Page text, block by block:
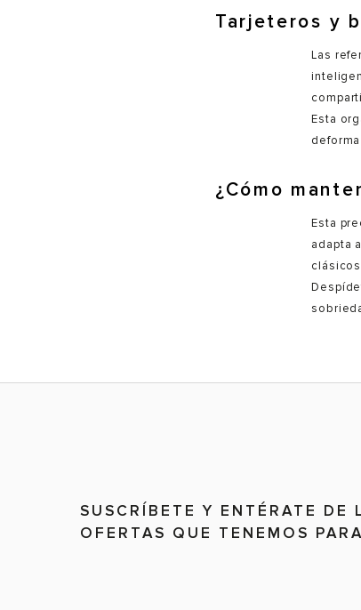
Tarjeteros y
Las
Esta
¿Cómo
Esta
adapta
SUSCRÍBETE Y ENTÉRATE DE
OFERTAS QUE TENEMOS